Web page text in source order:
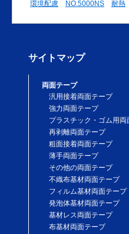
環境配慮 NO.5000NS 耐熱
サイトマップ
両面テープ
汎用接着両面テープ
強力両面テープ
プラスチック・ゴム用両
再剥離両面テープ
粗面接着両面テープ
薄手両面テープ
その他の両面テープ
不織布基材両面テープ
フィルム基材両面テープ
発泡体基材両面テープ
基材レス両面テープ
布基材両面テープ